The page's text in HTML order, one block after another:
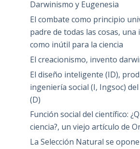
Darwinismo y Eugenesia
El combate como principio
padre de todas las cosas, una
como inútil para la ciencia
El creacionismo, invento
El diseño inteligente (ID),
ingeniería social (I, Ingsoc)
(D)
Función social del científico:
ciencia?, un viejo artículo de
La Selección Natural se